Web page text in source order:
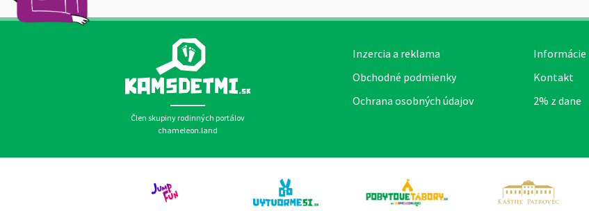
Člen skupiny rodinných portálov
chameleon.land
Inzercia a reklama
Obchodné podmienky
Ochrana osobných údajov
Informácie
Kontakt
2% z dane